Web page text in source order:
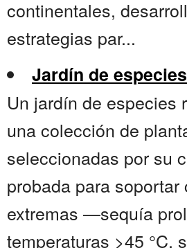
continentales,
estrategias par...
Jardín de
Un jardín de especies
una colección de
seleccionadas por su
probada para soportar
extremas —sequía
temperaturas >45 °C,